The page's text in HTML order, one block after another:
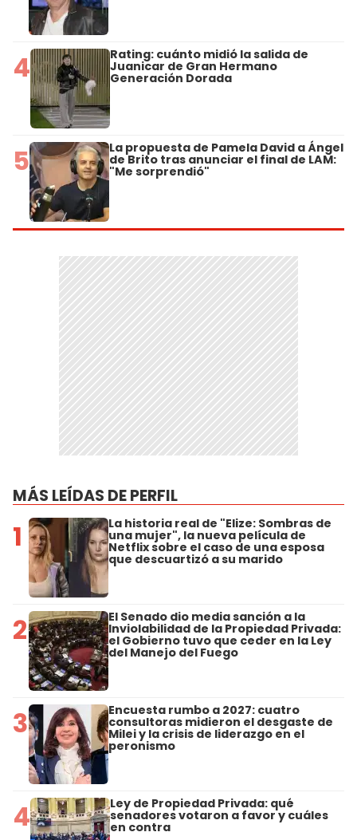
4 Rating: cuánto midió la salida de
Juanicar de Gran Hermano
Generación Dorada
5 La propuesta de Pamela David a Ángel
de Brito tras anunciar el final de LAM:
"Me sorprendió"
MÁS LEÍDAS DE PERFIL
1 La historia real de "Elize: Sombras de
una mujer", la nueva película de
Netflix sobre el caso de una esposa
que descuartizó a su marido
2 El Senado dio media sanción a la
Inviolabilidad de la Propiedad Privada:
el Gobierno tuvo que ceder en la Ley
del Manejo del Fuego
3 Encuesta rumbo a 2027: cuatro
consultoras midieron el desgaste de
Milei y la crisis de liderazgo en el
peronismo
4 Ley de Propiedad Privada: qué
senadores votaron a favor y cuáles
en contra